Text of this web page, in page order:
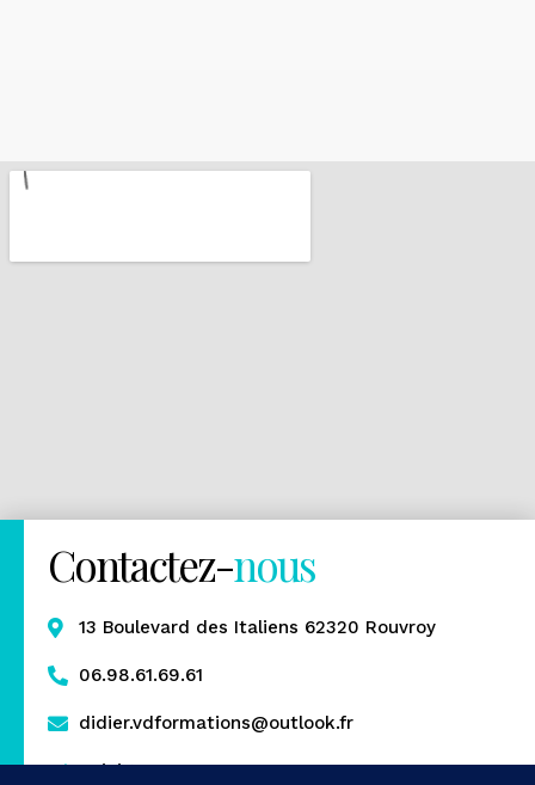
Contactez-nous
13 Boulevard des Italiens 62320 Rouvroy
06.98.61.69.61
didier.vdformations@outlook.fr
Rejoignez-nous